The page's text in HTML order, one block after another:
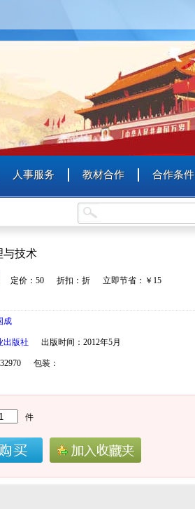
人事服务 教材合作 合作条件
与技术
定价：50 折扣：折 立即节省：￥15
成
出版社 出版时间：2012年5月
包装：
件